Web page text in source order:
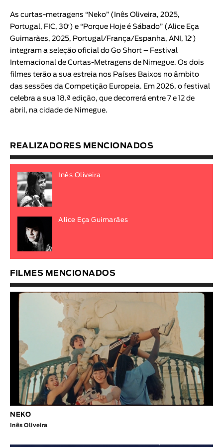
Ficção
Animação
Experimental
Documentário
As curtas-metragens “Neko” ( Inês Oliveira, 2025,
Portugal, FIC, 30′) e “Porque Hoje é Sábado” (Alice Eça
Guimarães, 2025, Portugal/França/Espanha, ANI, 12′)
integram a seleção oficial do Go Short – Festival
Internacional de Curtas-Metragens de Nimegue. Os dois
filmes terão a sua estreia nos Países Baixos no âmbito
das sessões da Competição Europeia. Em 2026, o festival
celebra a sua 18.ª edição, que decorrerá entre 7 e 12 de
abril, na cidade de Nimegue.
REALIZADORES MENCIONADOS
Inês Oliveira
Alice Eça Guimarães
FILMES MENCIONADOS
NEKO
Inês Oliveira